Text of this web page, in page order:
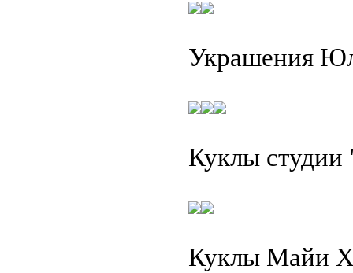
Украшения
Куклы студии
Куклы Майи